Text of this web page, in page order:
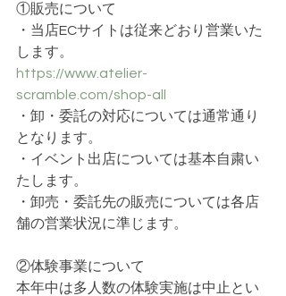
①販売について
・当店ECサイトは従来どおり営業いた
します。
https://www.atelier-
scramble.com/shop-all
・卸・委託の対応については通常通り
となります。
・イベント出店については基本自粛い
たします。
・卸売・委託先の販売については各店
舗の営業状況に準じます。
②体験事業について
本年中は多人数の体験実施は中止とい